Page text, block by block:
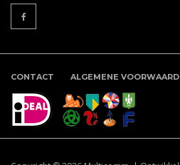
CONTACT ALGEMENE